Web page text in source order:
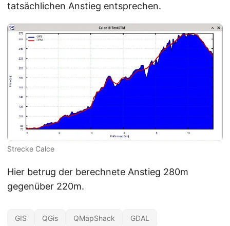
tatsächlichen Anstieg entsprechen.
Strecke Calce
Hier betrug der berechnete Anstieg 280m
gegenüber 220m.
GIS QGis QMapShack GDAL